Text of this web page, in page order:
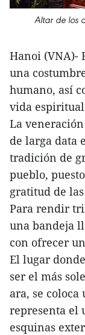
Altar de los
Hanoi (VNA)-
una
humano, así
vida
La
de larga data
tradición de
pueblo,
gratitud de
Para rendir
una bandeja
con ofrecer
El lugar
ser el más
ara, se
representa el
esquinas